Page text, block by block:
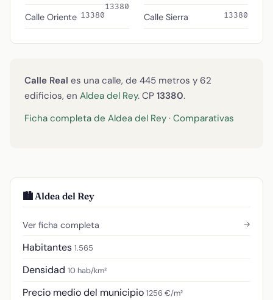
13380
Calle Oriente 13380 Calle Sierra 13380
Calle Real es una calle, de 445 metros y 62
edificios, en Aldea del Rey. CP 13380.
Ficha completa de Aldea del Rey · Comparativas
🏙️ Aldea del Rey
Ver ficha completa →
Habitantes 1.565
Densidad 10 hab/km²
Precio medio del municipio 1256 €/m²